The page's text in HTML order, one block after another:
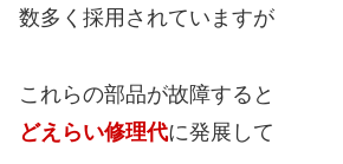
数多く採用されていますが
これらの部品が故障すると
どえらい修理代に発展して